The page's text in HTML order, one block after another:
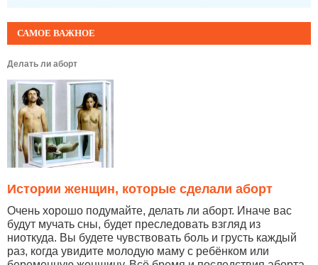
САМОЕ ВАЖНОЕ
Делать ли аборт
Истории женщин, которые сделали аборт
Очень хорошо подумайте, делать ли аборт. Иначе вас
будут мучать сны, будет преследовать взгляд из
ниоткуда. Вы будете чувствовать боль и грусть каждый
раз, когда увидите молодую маму с ребёнком или